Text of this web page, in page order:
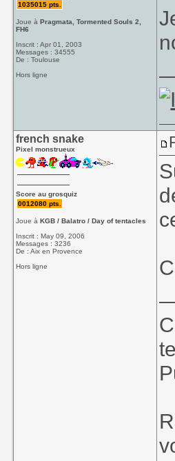
1035015 pts.
Joue àPragmata, Tormented Souls 2,
FH6
Inscrit : Apr 01, 2003
Messages : 34555
De : Toulouse
Hors ligne
french snake
Pixel monstrueux
Score au grosquiz
0012080 pts.
Joue àKGB / Balatro / Day of tentacles
Inscrit : May 09, 2006
Messages : 3236
De : Aix en Provence
Hors ligne